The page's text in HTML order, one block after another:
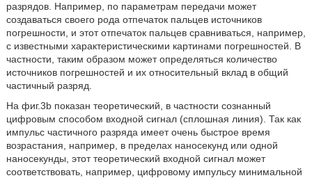
разрядов. Например, по параметрам передачи может
создаваться своего рода отпечаток пальцев источников
погрешности, и этот отпечаток пальцев сравниваться, например,
с известными характеристическими картинами погрешностей. В
частности, таким образом может определяться количество
источников погрешностей и их относительный вклад в общий
частичный разряд.
На фиг.3b показан теоретический, в частности сознанный
цифровым способом входной сигнал (сплошная линия). Так как
импульс частичного разряда имеет очень быстрое время
возрастания, например, в пределах наносекунд или одной
наносекунды, этот теоретический входной сигнал может
соответствовать, например, цифровому импульсу минимальной